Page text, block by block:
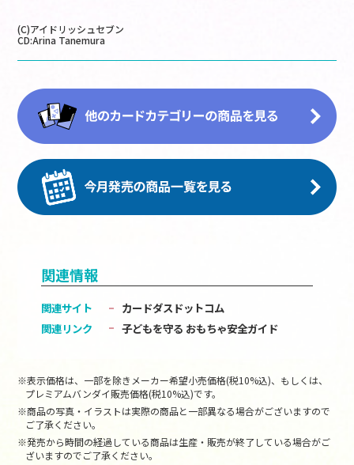
(C)アイドリッシュセブン
CD:Arina Tanemura
関連情報
関連サイト
カードダスドットコム
関連リンク
子どもを守る おもちゃ安全ガイド
※表示価格は、一部を除きメーカー希望小売価格(税10%込)、もしくは、
プレミアムバンダイ販売価格(税10%込)です。
※商品の写真・イラストは実際の商品と一部異なる場合がございますので
ご了承ください。
※発売から時間の経過している商品は生産・販売が終了している場合がご
ざいますのでご了承ください。